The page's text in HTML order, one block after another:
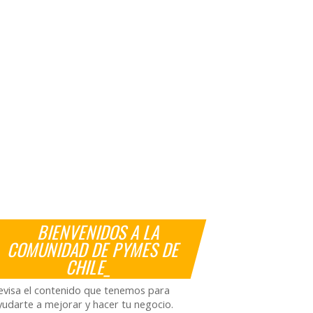
BIENVENIDOS A LA
COMUNIDAD DE PYMES DE
CHILE_
el contenido que tenemos para
a mejorar y hacer tu negocio.